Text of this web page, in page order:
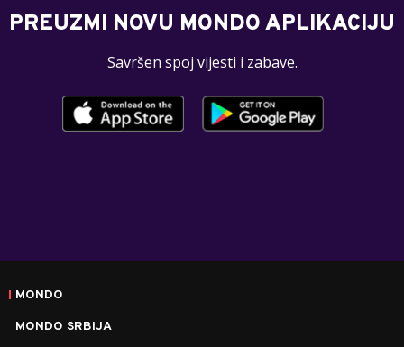
PREUZMI NOVU MONDO APLIKACIJU
Savršen spoj vijesti i zabave.
MONDO
MONDO SRBIJA